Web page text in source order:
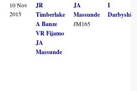
10 Nov
2015
JR
Timberlake
A Banze
VR Fijamo
JA
Massunde
JA
Massunde
JM165
I
Darbyshire